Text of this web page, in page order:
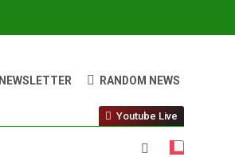
NEWSLETTER RANDOM NEWS
Youtube Live